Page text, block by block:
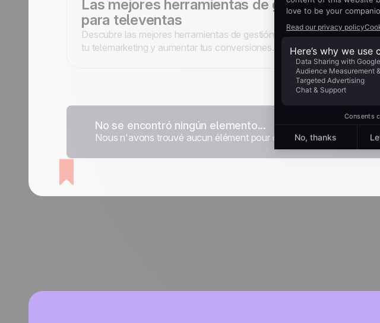
Las mejores herramientas de gestión de leads
para televentas
Descubre las mejores herramientas de gestión de leads para optimizar
tu telemarketing y aumentar tus conversiones.
No se encontró ningún elemento...
Nous n'avons trouvé aucun élément pour cette collection.